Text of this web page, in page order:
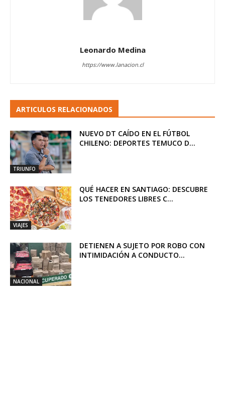
Leonardo Medina
https://www.lanacion.cl
ARTICULOS RELACIONADOS
TRIUNFO
NUEVO DT CAÍDO EN EL FÚTBOL
CHILENO: DEPORTES TEMUCO D...
VIAJES
QUÉ HACER EN SANTIAGO: DESCUBRE
LOS TENEDORES LIBRES C...
NACIONAL
DETIENEN A SUJETO POR ROBO CON
INTIMIDACIÓN A CONDUCTO...